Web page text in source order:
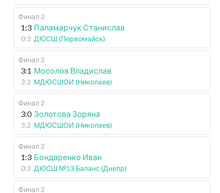
Финал 2
1:3 Паламарчук Станислав
0:3 ДЮСШ (Первомайск)
Финал 2
3:1 Мосолов Владислав
3:2 МДЮСШОИ (Николаев)
Финал 2
3:0 Золотова Зоряна
3:2 МДЮСШОИ (Николаев)
Финал 2
1:3 Бондаренко Иван
0:3 ДЮСШ №13 Баланс (Днепр)
Финал 2